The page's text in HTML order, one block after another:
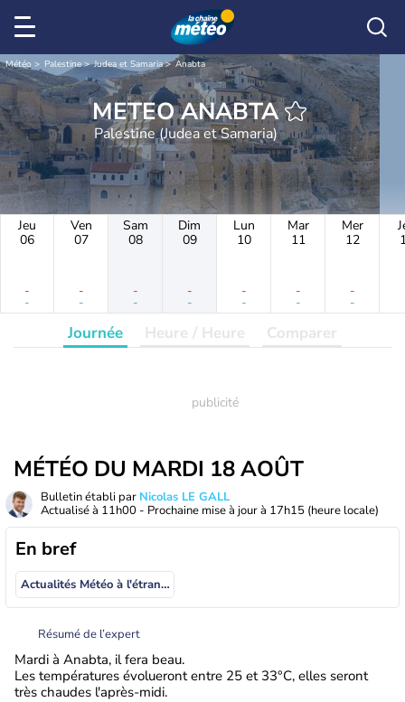
Météo Palestine Judea et Samaria Anabta
METEO ANABTA
Palestine (Judea et Samaria)
Jeu
06
-
-
Ven
07
-
-
Sam
08
-
-
Dim
09
-
-
Lun
10
-
-
Mar
11
-
-
Mer
12
-
-
Journée Heure / Heure Comparer
MÉTÉO DU MARDI 18 AOÛT
Bulletin établi par Nicolas LE GALL
Actualisé à 11h00 - Prochaine mise à jour à 17h15 (heure locale)
En bref
Actualités Météo à l'étranger
Résumé de l’expert
Mardi à Anabta, il fera beau.
Les températures évolueront entre 25 et 33°C, elles seront
très chaudes l'après-midi.